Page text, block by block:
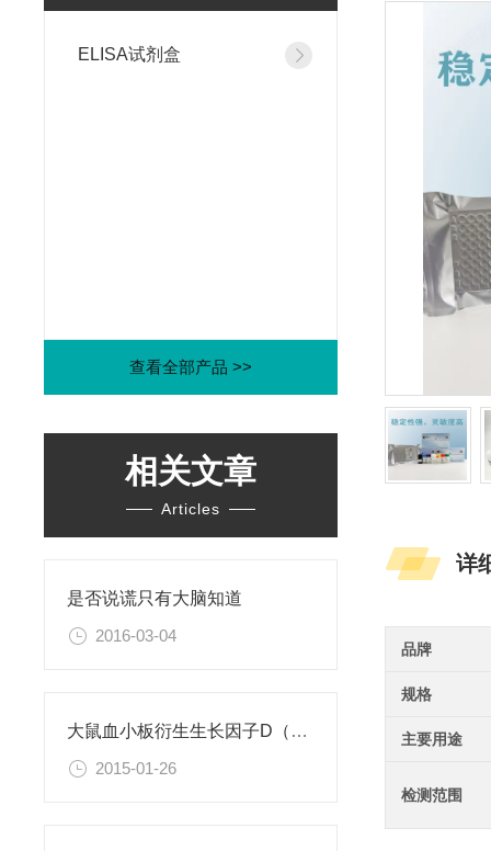
ELISA试剂盒
查看全部产品 >>
相关文章
Articles
是否说谎只有大脑知道
2016-03-04
大鼠血小板衍生生长因子D（PDGFD）ELISA试剂盒
2015-01-26
详
品牌
规格
主要用途
检测范围